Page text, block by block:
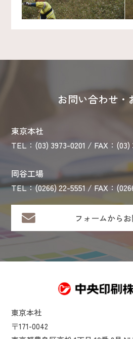
お問い合わせ・
東京本社
TEL：(03) 3973-0201 / FAX：(03)
岡谷工場
TEL：(0266) 22-5551 / FAX：
フォームから
東京本社
〒171-0042